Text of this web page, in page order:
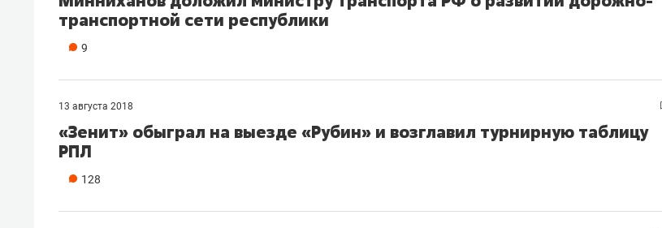
транспортной сети республики
9
13 августа 2018
«Зенит» обыграл на выезде «Рубин» и возглавил турнирную таблицу
РПЛ
128